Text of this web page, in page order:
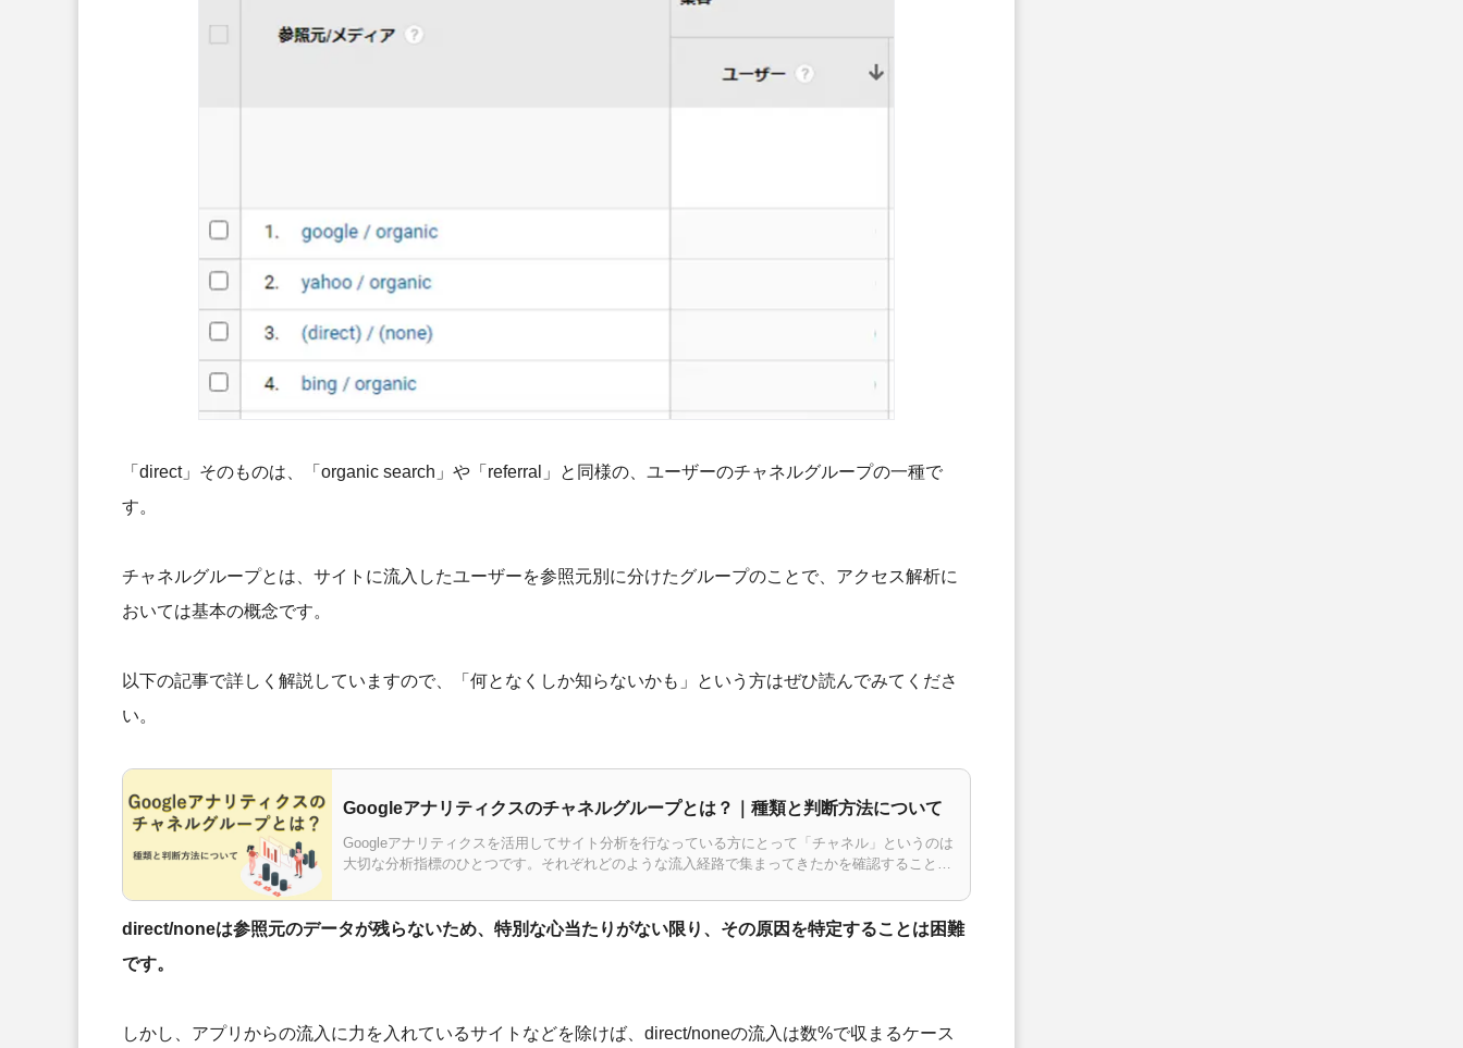
「direct」そのものは、「organic search」や「referral」と同様の、ユーザーのチャネルグループの一種で
す。
チャネルグループとは、サイトに流入したユーザーを参照元別に分けたグループのことで、アクセス解析に
おいては基本の概念です。
以下の記事で詳しく解説していますので、「何となくしか知らないかも」という方はぜひ読んでみてくださ
い。
Googleアナリティクスのチャネルグループとは？｜種類と判断方法について
Googleアナリティクスを活用してサイト分析を行なっている方にとって「チャネル」というのは
大切な分析指標のひとつです。それぞれどのような流入経路で集まってきたかを確認すること
direct/noneは参照元のデータが残らないため、特別な心当たりがない限り、その原因を特定することは困難
です。
しかし、アプリからの流入に力を入れているサイトなどを除けば、direct/noneの流入は数%で収まるケース